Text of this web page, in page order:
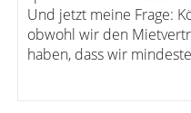
Und jetzt meine Frage:
obwohl wir den
haben, dass wir